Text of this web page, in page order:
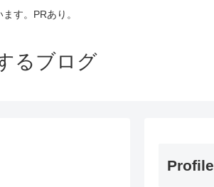
す。PRあり。
るブログ
Profile